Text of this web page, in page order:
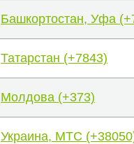
Башкортостан, Уфа
Татарстан (+7843)
Молдова (+373)
Украина, МТС